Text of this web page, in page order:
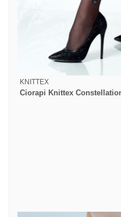
KNITTEX
Ciorapi Knittex